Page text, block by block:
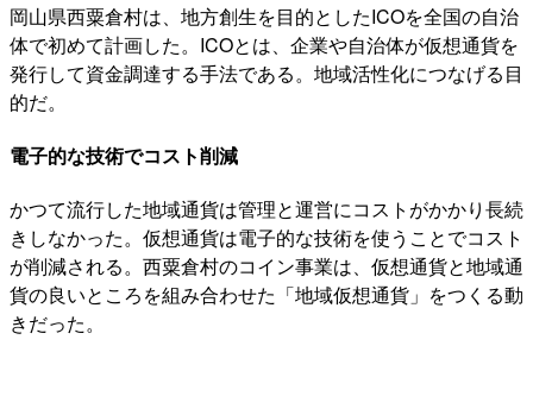
岡山県西粟倉村は、地方創生を目的としたICOを全国の自治
体で初めて計画した。ICOとは、企業や自治体が仮想通貨を
発行して資金調達する手法である。地域活性化につなげる目
的だ。
電子的な技術でコスト削減
かつて流行した地域通貨は管理と運営にコストがかかり長続
きしなかった。仮想通貨は電子的な技術を使うことでコスト
が削減される。西粟倉村のコイン事業は、仮想通貨と地域通
貨の良いところを組み合わせた「地域仮想通貨」をつくる動
きだった。